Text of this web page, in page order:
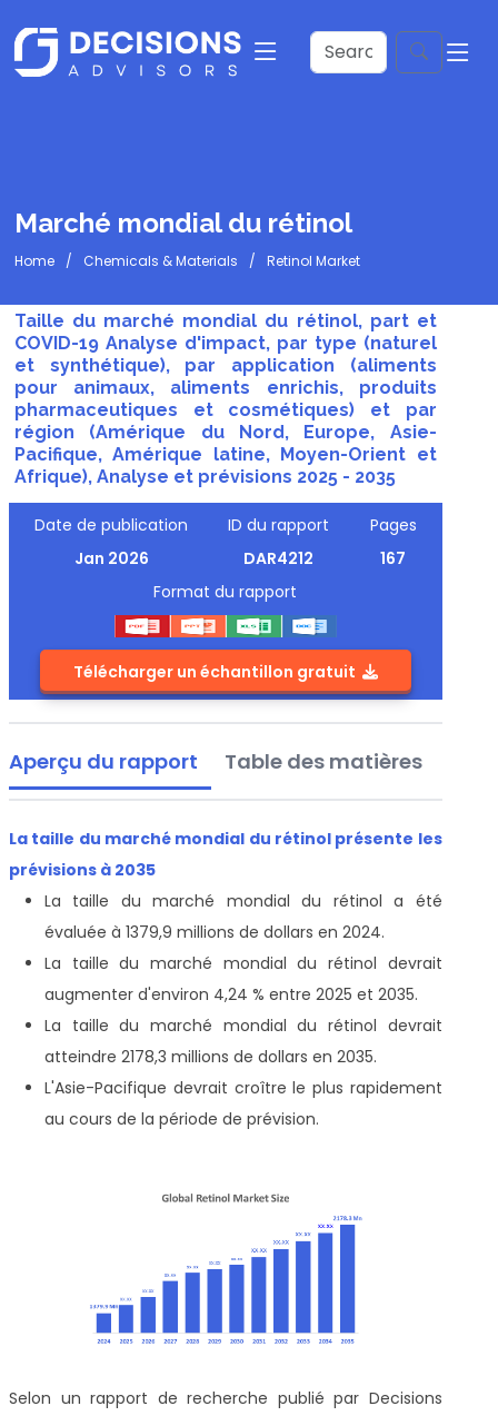
Marché mondial du rétinol
Home Chemicals & Materials Retinol Market
Taille du marché mondial du rétinol, part et
COVID-19 Analyse d'impact, par type (naturel
et synthétique), par application (aliments
pour animaux, aliments enrichis, produits
pharmaceutiques et cosmétiques) et par
région (Amérique du Nord, Europe, Asie-
Pacifique, Amérique latine, Moyen-Orient et
Afrique), Analyse et prévisions 2025 - 2035
Date de publication
Jan 2026
ID du rapport
DAR4212
Pages
167
Format du rapport
Télécharger un échantillon gratuit
Aperçu du rapport Table des matières
La taille du marché mondial du rétinol présente les
prévisions à 2035
La taille du marché mondial du rétinol a été
évaluée à 1379,9 millions de dollars en 2024.
La taille du marché mondial du rétinol devrait
augmenter d'environ 4,24 % entre 2025 et 2035.
La taille du marché mondial du rétinol devrait
atteindre 2178,3 millions de dollars en 2035.
L'Asie-Pacifique devrait croître le plus rapidement
au cours de la période de prévision.
Selon un rapport de recherche publié par Decisions